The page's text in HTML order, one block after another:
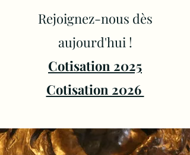
Rejoignez-nous dès
aujourd'hui !
Cotisation 2025
Cotisation 2026